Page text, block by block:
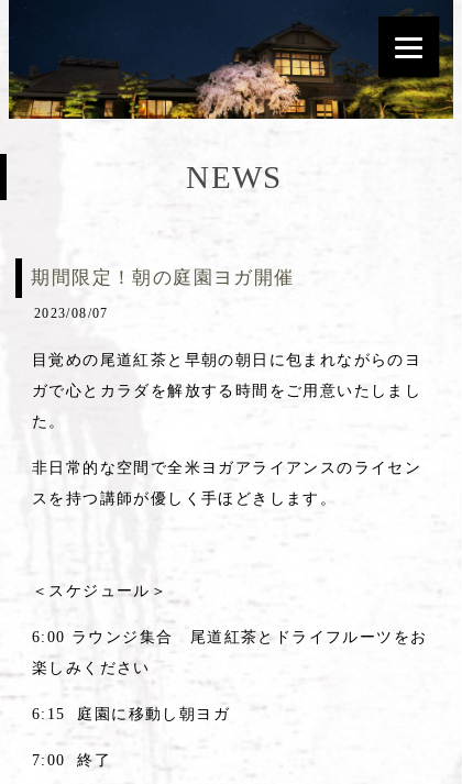
NEWS
期間限定！朝の庭園ヨガ開催
2023/08/07
目覚めの尾道紅茶と早朝の朝日に包まれながらのヨ
ガで心とカラダを解放する時間をご用意いたしまし
た。
非日常的な空間で全米ヨガアライアンスのライセン
スを持つ講師が優しく手ほどきします。
＜スケジュール＞
6:00 ラウンジ集合 尾道紅茶とドライフルーツをお
楽しみください
6:15 庭園に移動し朝ヨガ
7:00 終了